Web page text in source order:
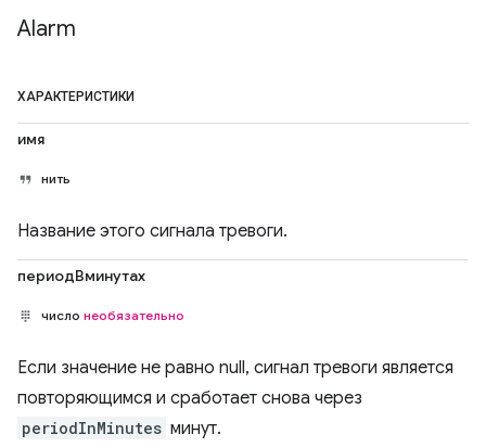
Alarm
ХАРАКТЕРИСТИКИ
имя
нить
Название этого сигнала тревоги.
периодВминутах
число необязательно
Если значение не равно null, сигнал тревоги является
повторяющимся и сработает снова через
periodInMinutes минут.